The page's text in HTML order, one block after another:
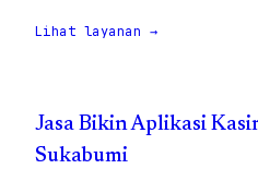
Lihat layanan →
Jasa Bikin Aplikasi
Sukabumi